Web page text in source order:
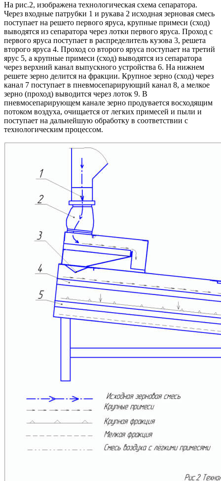
На рис.2, изображена технологическая схема сепаратора.
Через входные патрубки 1 и рукава 2 исходная зерновая смесь
поступает на решето первого яруса, крупные примеси (сход)
выводятся из сепаратора через лотки первого яруса. Проход с
первого яруса поступает в распределитель кузова 3, решета
второго яруса 4. Проход со второго яруса поступает на третий
ярус 5, а крупные примеси (сход) выводятся из сепаратора
через верхний канал выпускного устройства 6. На нижнем
решете зерно делится на фракции. Крупное зерно (сход) через
канал 7 поступает в пневмосепарирующий канал 8, а мелкое
зерно (проход) выводится через лоток 9. В
пневмосепарирующем канале зерно продувается восходящим
потоком воздуха, очищается от легких примесей и пыли и
поступает на дальнейшую обработку в соответствии с
технологическим процессом.